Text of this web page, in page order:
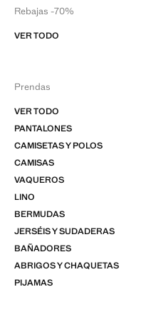
Rebajas -70%
VER TODO
Prendas
VER TODO
PANTALONES
CAMISETAS Y POLOS
CAMISAS
VAQUEROS
LINO
BERMUDAS
JERSÉIS Y SUDADERAS
BAÑADORES
ABRIGOS Y CHAQUETAS
PIJAMAS